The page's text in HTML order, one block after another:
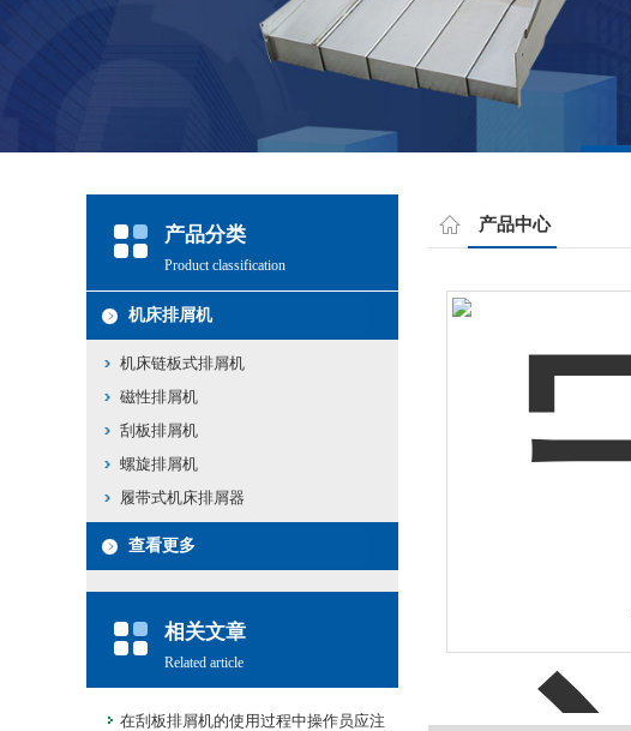
产品分类
Product classification
机床排屑机
机床链板式排屑机
磁性排屑机
刮板排屑机
螺旋排屑机
履带式机床排屑器
查看更多
相关文章
Related article
在刮板排屑机的使用过程中操作员应注
产品中心